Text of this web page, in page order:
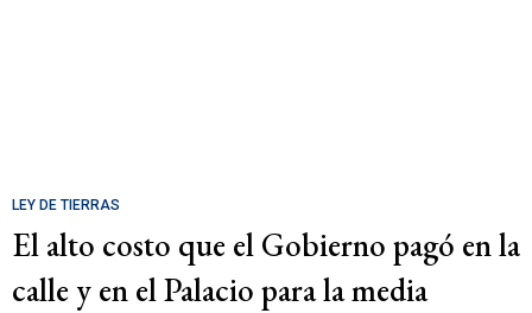
LEY DE TIERRAS
El alto costo que el Gobierno pagó en la
calle y en el Palacio para la media